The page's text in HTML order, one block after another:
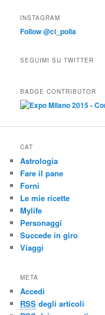
INSTAGRAM
Follow @ci_polla
SEGUIMI SU TWITTER
BADGE CONTRIBUTOR
CAT
Astrologia
Fare il pane
Forni
Le mie ricette
Mylife
Personaggi
Succede in giro
Viaggi
META
Accedi
RSS degli articoli